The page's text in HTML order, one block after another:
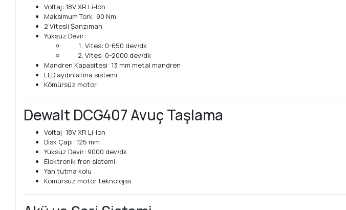
Voltaj: 18V XR Li-Ion
Maksimum Tork: 90 Nm
2 Vitesli Şanzıman
Yüksüz Devir:
Vites: 0-650 dev/dk
Vites: 0-2000 dev/dk
Mandren Kapasitesi: 13 mm metal mandren
LED aydınlatma sistemi
Kömürsüz motor
Dewalt DCG407 Avuç Taşlama
Voltaj: 18V XR Li-Ion
Disk Çapı: 125 mm
Yüksüz Devir: 9000 dev/dk
Elektronik fren sistemi
Yan tutma kolu
Kömürsüz motor teknolojisi